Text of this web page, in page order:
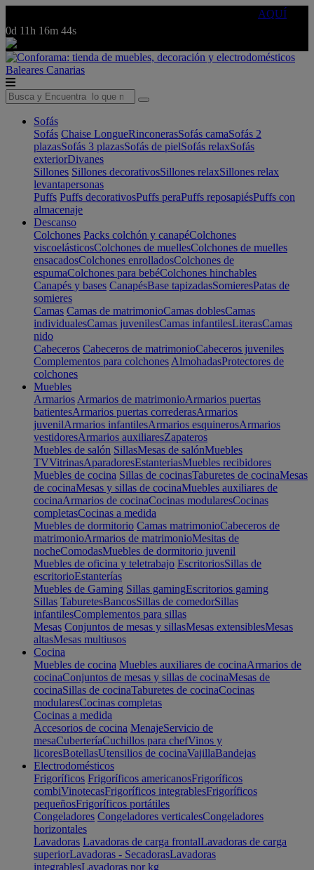
AQUÍ
0d 11h 16m 44s
Baleares Canarias
Sofás
Sofás Chaise LongueRinconerasSofás camaSofás 2
plazasSofás 3 plazasSofás de pielSofás relaxSofás
exteriorDivanes
Sillones Sillones decorativosSillones relaxSillones relax
levantapersonas
Puffs Puffs decorativosPuffs peraPuffs reposapiésPuffs con
almacenaje
Descanso
Colchones Packs colchón y canapéColchones
viscoelásticosColchones de muellesColchones de muelles
ensacadosColchones enrolladosColchones de
espumaColchones para bebéColchones hinchables
Canapés y bases CanapésBase tapizadasSomieresPatas de
somieres
Camas Camas de matrimonioCamas doblesCamas
individualesCamas juvenilesCamas infantilesLiterasCamas
nido
Cabeceros Cabeceros de matrimonioCabeceros juveniles
Complementos para colchones AlmohadasProtectores de
colchones
Muebles
Armarios Armarios de matrimonioArmarios puertas
batientesArmarios puertas correderasArmarios
juvenilArmarios infantilesArmarios esquinerosArmarios
vestidoresArmarios auxiliaresZapateros
Muebles de salón SillasMesas de salónMuebles
TVVitrinasAparadoresEstanteriasMuebles recibidores
Muebles de cocina Sillas de cocinasTaburetes de cocinaMesas
de cocinaMesas y sillas de cocinaMuebles auxiliares de
cocinaArmarios de cocinaCocinas modularesCocinas
completasCocinas a medida
Muebles de dormitorio Camas matrimonioCabeceros de
matrimonioArmarios de matrimonioMesitas de
nocheComodasMuebles de dormitorio juvenil
Muebles de oficina y teletrabajo EscritoriosSillas de
escritorioEstanterías
Muebles de Gaming Sillas gamingEscritorios gaming
Sillas TaburetesBancosSillas de comedorSillas
infantilesComplementos para sillas
Mesas Conjuntos de mesas y sillasMesas extensiblesMesas
altasMesas multiusos
Cocina
Muebles de cocina Muebles auxiliares de cocinaArmarios de
cocinaConjuntos de mesas y sillas de cocinaMesas de
cocinaSillas de cocinaTaburetes de cocinaCocinas
modularesCocinas completas
Cocinas a medida
Accesorios de cocina MenajeServicio de
mesaCuberteríaCuchillos para chefVinos y
licoresBotellasUtensilios de cocinaVajillaBandejas
Electrodomésticos
Frigoríficos Frigoríficos americanosFrigoríficos
combiVinotecasFrigoríficos integrablesFrigoríficos
pequeñosFrigoríficos portátiles
Congeladores Congeladores verticalesCongeladores
horizontales
Lavadoras Lavadoras de carga frontalLavadoras de carga
superiorLavadoras - SecadorasLavadoras
integrablesLavadoras por kg